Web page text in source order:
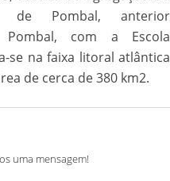
de Pombal, anterior
Pombal, com a Escola
se na faixa litoral atlântica
de cerca de 380 km2.
uma mensagem!